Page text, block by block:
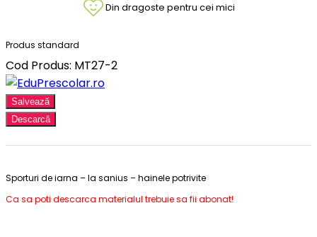
Din dragoste pentru cei mici
Produs standard
Cod Produs: MT27-2
Salvează
Descarcă
Sporturi de iarna – la sanius – hainele potrivite
Ca sa poti descarca materialul trebuie sa fii abonat!